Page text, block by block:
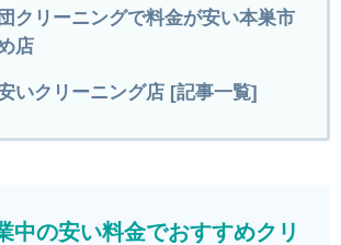
クリーニングで料金が安い本巣市
店
いクリーニング店 [記事一覧]
中の安い料金でおすすめクリ